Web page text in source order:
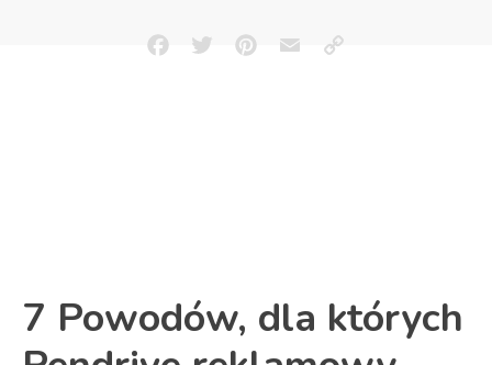
FacebookTwitterPinterestEmailCopy
7 Powodów, dla których